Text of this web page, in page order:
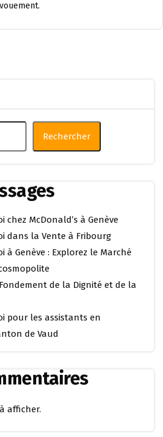
Rechercher
chez McDonald’s à Genève
dans la Vente à Fribourg
à Genève : Explorez le Marché
de la Dignité et de la
pour les assistants en
de Vaud
afficher.